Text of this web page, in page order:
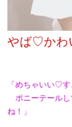
やば♡かわ
「めちゃいい♡す
ポニーテールし
ね！」